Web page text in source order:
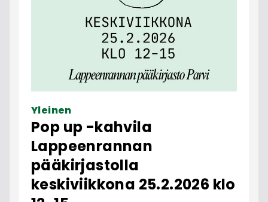
Yleinen
Pop up -kahvila
Lappeenrannan
pääkirjastolla
keskiviikkona 25.2.2026 klo